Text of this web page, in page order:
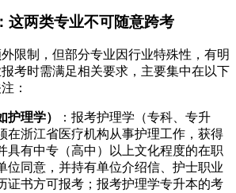
这两类专业不可随意跨考
限制，但部分专业因行业特殊性，有明
考时需满足相关要求，主要集中在以下
：
护理学）
：报考护理学（专科、专升
在浙江省医疗机构从事护理工作，获得
具有中专（高中）以上文化程度的在职
位同意，并持有单位介绍信、护士职业
证书方可报考；报考护理学专升本的考